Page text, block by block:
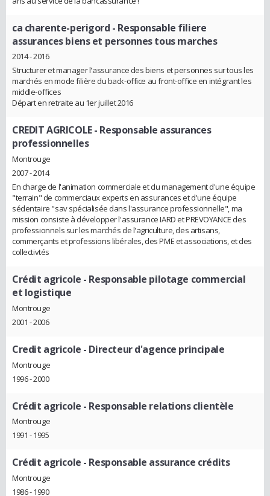
ca charente-perigord - Responsable filiere
assurances biens et personnes tous marches
2014 - 2016
Structurer et manager l'assurance des biens et personnes sur tous les
marchés en mode filière du back-office au front-office en intégrant les
middle-offices
Départ en retraite au 1er juillet 2016
CREDIT AGRICOLE- Responsable assurances
professionnelles
Montrouge
2007 - 2014
En charge de l'animation commerciale et du management d'une équipe
"terrain" de commerciaux experts en assurances et d'une équipe
sédentaire "sav spécialisée dans l'assurance professionnelle", ma
mission consiste à développer l'assurance IARD et PREVOYANCE des
professionnels sur les marchés de l'agriculture, des artisans,
commerçants et professions libérales, des PME et associations, et des
collectivtés
Crédit agricole - Responsable pilotage commercial
et logistique
Montrouge
2001 - 2006
Credit agricole - Directeur d'agence principale
Montrouge
1996 - 2000
Crédit agricole - Responsable relations clientèle
Montrouge
1991 - 1995
Crédit agricole - Responsable assurance crédits
Montrouge
1986 - 1990